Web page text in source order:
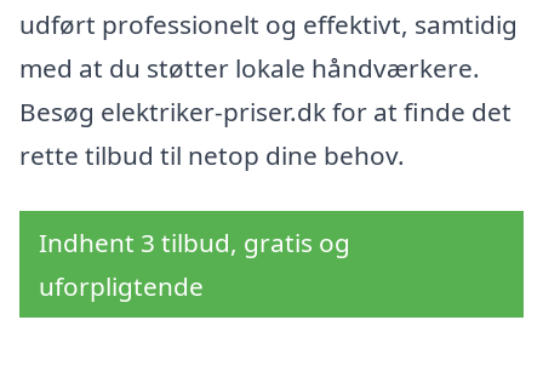
udført professionelt og effektivt, samtidig
med at du støtter lokale håndværkere.
Besøg elektriker-priser.dk for at finde det
rette tilbud til netop dine behov.
Indhent 3 tilbud, gratis og
uforpligtende